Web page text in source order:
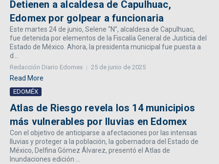
Detienen a alcaldesa de Capulhuac,
Edomex por golpear a funcionaria
Este martes 24 de junio, Selene “N”, alcaldesa de Capulhuac,
fue detenida por elementos de la Fiscalía General de Justicia del
Estado de México. Ahora, la presidenta municipal fue puesta a
d...
Redacción Diario Edomex 25 de junio de 2025
Read More
EDOMÉX
Atlas de Riesgo revela los 14 municipios
más vulnerables por lluvias en Edomex
Con el objetivo de anticiparse a afectaciones por las intensas
lluvias y proteger a la población, la gobernadora del Estado de
México, Delfina Gómez Álvarez, presentó el Atlas de
Inundaciones edición ...